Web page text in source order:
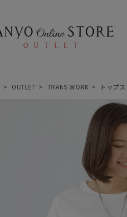
OUTLET TRANS WORK トップス